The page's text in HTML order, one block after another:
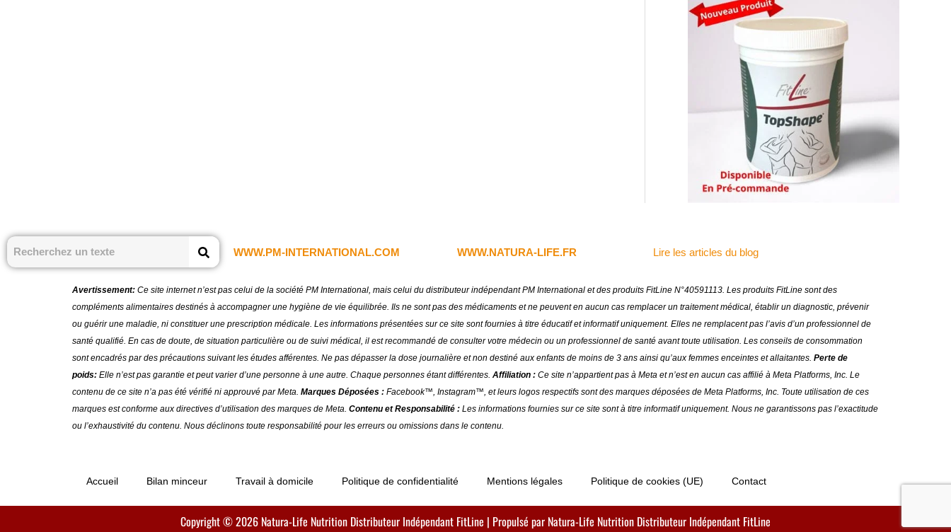
WWW.PM-INTERNATIONAL.COM WWW.NATURA-LIFE.FR Lire les articles du blog
Avertissement: Ce site internet n’est pas celui de la société PM International, mais celui du distributeur indépendant PM International et des produits FitLine N°40591113. Les produits FitLine sont des
compléments alimentaires destinés à accompagner une hygiène de vie équilibrée. Ils ne sont pas des médicaments et ne peuvent en aucun cas remplacer un traitement médical, établir un diagnostic, prévenir
ou guérir une maladie, ni constituer une prescription médicale. Les informations présentées sur ce site sont fournies à titre éducatif et informatif uniquement. Elles ne remplacent pas l’avis d’un professionnel de
santé qualifié. En cas de doute, de situation particulière ou de suivi médical, il est recommandé de consulter votre médecin ou un professionnel de santé avant toute utilisation. Les conseils de consommation
sont encadrés par des précautions suivant les études afférentes. Ne pas dépasser la dose journalière et non destiné aux enfants de moins de 3 ans ainsi qu’aux femmes enceintes et allaitantes. Perte de
poids: Elle n’est pas garantie et peut varier d’une personne à une autre. Chaque personnes étant différentes. Affiliation : Ce site n’appartient pas à Meta et n’est en aucun cas affilié à Meta Platforms, Inc. Le
contenu de ce site n’a pas été vérifié ni approuvé par Meta. Marques Déposées : Facebook™, Instagram™, et leurs logos respectifs sont des marques déposées de Meta Platforms, Inc. Toute utilisation de ces
marques est conforme aux directives d’utilisation des marques de Meta. Contenu et Responsabilité : Les informations fournies sur ce site sont à titre informatif uniquement. Nous ne garantissons pas l’exactitude
ou l’exhaustivité du contenu. Nous déclinons toute responsabilité pour les erreurs ou omissions dans le contenu.
Accueil Bilan minceur Travail à domicile Politique de confidentialité Mentions légales Politique de cookies (UE) Contact
Copyright © 2026 Natura-Life Nutrition Distributeur Indépendant FitLine | Propulsé par Natura-Life Nutrition Distributeur Indépendant FitLine